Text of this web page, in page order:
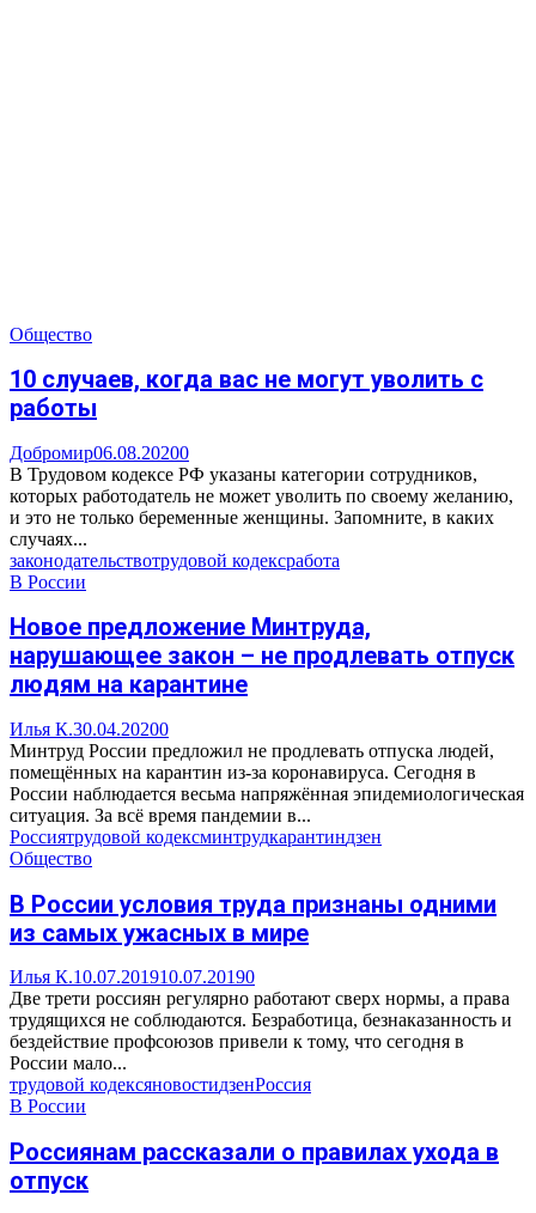
Общество
10 случаев, когда вас не могут уволить с
работы
Добромир06.08.20200
В Трудовом кодексе РФ указаны категории сотрудников,
которых работодатель не может уволить по своему желанию,
и это не только беременные женщины. Запомните, в каких
случаях...
законодательствотрудовой кодексработа
В России
Новое предложение Минтруда,
нарушающее закон – не продлевать отпуск
людям на карантине
Илья К.30.04.20200
Минтруд России предложил не продлевать отпуска людей,
помещённых на карантин из-за коронавируса. Сегодня в
России наблюдается весьма напряжённая эпидемиологическая
ситуация. За всё время пандемии в...
Россиятрудовой кодексминтрудкарантиндзен
Общество
В России условия труда признаны одними
из самых ужасных в мире
Илья К.10.07.201910.07.20190
Две трети россиян регулярно работают сверх нормы, а права
трудящихся не соблюдаются. Безработица, безнаказанность и
бездействие профсоюзов привели к тому, что сегодня в
России мало...
трудовой кодексяновостидзенРоссия
В России
Россиянам рассказали о правилах ухода в
отпуск